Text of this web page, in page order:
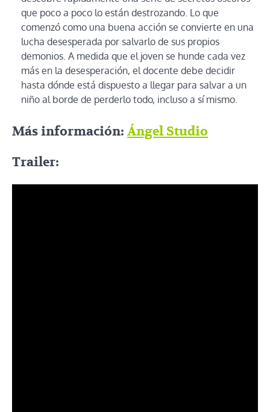
que poco a poco lo están destrozando. Lo que
comenzó como una buena acción se convierte en una
lucha desesperada por salvarlo de sus propios
demonios. A medida que el joven se hunde cada vez
más en la desesperación, el docente debe decidir
hasta dónde está dispuesto a llegar para salvar a un
niño al borde de perderlo todo, incluso a sí mismo.
Más información:Ángel Studio
Trailer: